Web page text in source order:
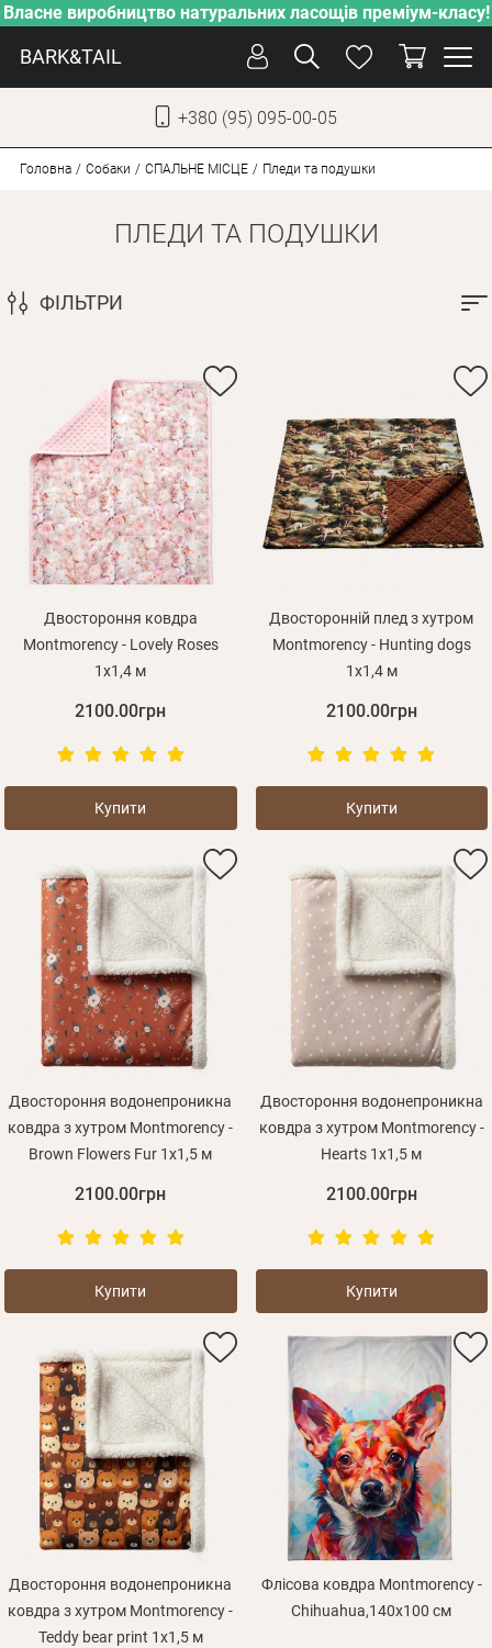
Власне виробництво натуральних ласощів преміум-класу!
BARK&TAIL
+380 (95) 095-00-05
ДОГЛЯД
НОВИНКИ
ДЛЯ КОТІВ
Оплата і доставка
Програма лояльності
Оптовим клієнтам
Контакти
+380 (95) 095-00-05
Головна Собаки СПАЛЬНЕ МІСЦЕ Пледи та подушки
ПЛЕДИ ТА ПОДУШКИ
ФІЛЬТРИ
Двостороння ковдра
Montmorency - Lovely Roses
1х1,4 м
2100.00грн
Купити
Двосторонній плед з хутром
Montmorency - Hunting dogs
1х1,4 м
2100.00грн
Купити
Двостороння водонепроникна
ковдра з хутром Montmorency -
Brown Flowers Fur 1х1,5 м
2100.00грн
Купити
Двостороння водонепроникна
ковдра з хутром Montmorency -
Hearts 1х1,5 м
2100.00грн
Купити
Двостороння водонепроникна
ковдра з хутром Montmorency -
Teddy bear print 1х1,5 м
Флісова ковдра Montmorency -
Chihuahua,140х100 см